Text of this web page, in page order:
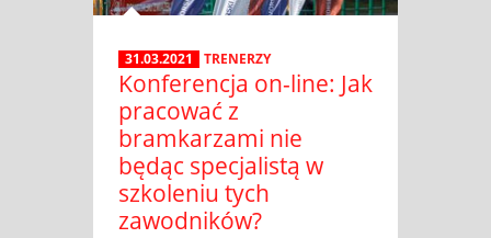
31.03.2021 TRENERZY
Konferencja on-line: Jak
pracować z
bramkarzami nie
będąc specjalistą w
szkoleniu tych
zawodników?